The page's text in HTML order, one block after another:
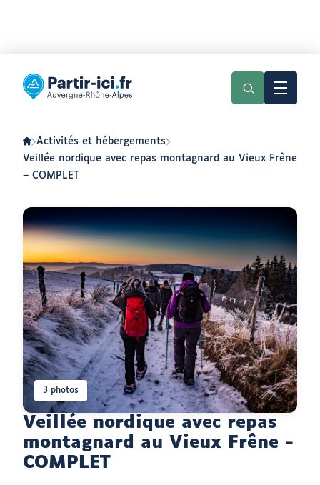
menu
contenu
Partir
ici
en
Auvergne-
Rhône-
Alpes
Activités et hébergements
Veillée nordique avec repas montagnard au Vieux Frêne
– COMPLET
Veillée nordique avec repas
montagnard au Vieux Frêne -
COMPLET
3 photos